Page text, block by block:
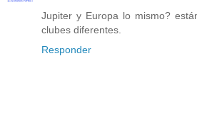
Jupiter y Europa lo mismo?
clubes diferentes.
Responder